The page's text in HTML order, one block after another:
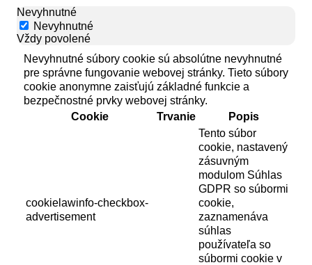
Nevyhnutné
Nevyhnutné
Vždy povolené
Nevyhnutné súbory cookie sú absolútne nevyhnutné
pre správne fungovanie webovej stránky. Tieto súbory
cookie anonymne zaisťujú základné funkcie a
bezpečnostné prvky webovej stránky.
Cookie
Trvanie Popis
cookielawinfo-checkbox-
advertisement
Tento súbor
cookie, nastavený
zásuvným
modulom Súhlas
GDPR so súbormi
cookie,
zaznamenáva
súhlas
používateľa so
súbormi cookie v